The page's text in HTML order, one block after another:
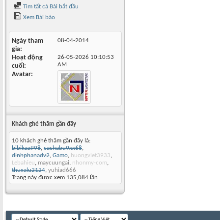
Tìm tất cả Bài bắt đầu
Xem Bài báo
Ngày tham
gia
08-04-2014
Hoạt động
cuối
26-05-2026 10:10:53
AM
Avatar
Khách ghé thăm gần đây
10 khách ghé thăm gần đây là:
bibikaa998, cachabu9xx68,
dinhphanadv2, Gamo, huongviet3933,
Lebahieu, maycuungai, nhonmy-com,
thuxalu2124, yuhiad666
Trang này được xem 135,084 lần